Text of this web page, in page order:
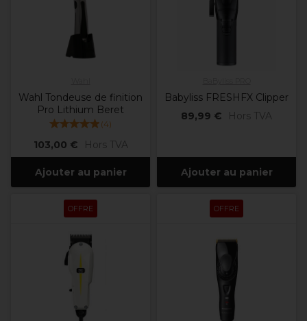
Wahl Tondeuse de finition
Pro Lithium Beret
(4)
103,00 € Hors TVA
Ajouter au panier
Babyliss FRESHFX Clipper
89,99 €
Hors TVA
Ajouter au panier
OFFRE OFFRE